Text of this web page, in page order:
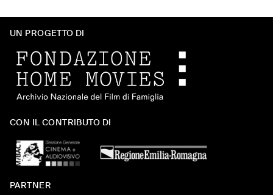
UN PROGETTO DI
CON IL CONTRIBUTO DI
PARTNER